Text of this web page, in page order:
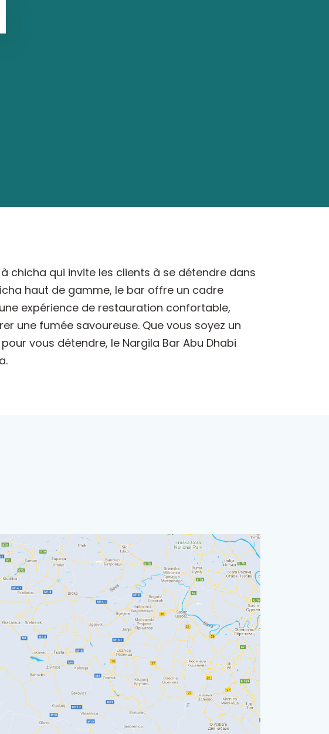
chicha qui invite les clients à se détendre dans
haut de gamme, le bar offre un cadre
expérience de restauration confortable,
une fumée savoureuse. Que vous soyez un
vous détendre, le Nargila Bar Abu Dhabi